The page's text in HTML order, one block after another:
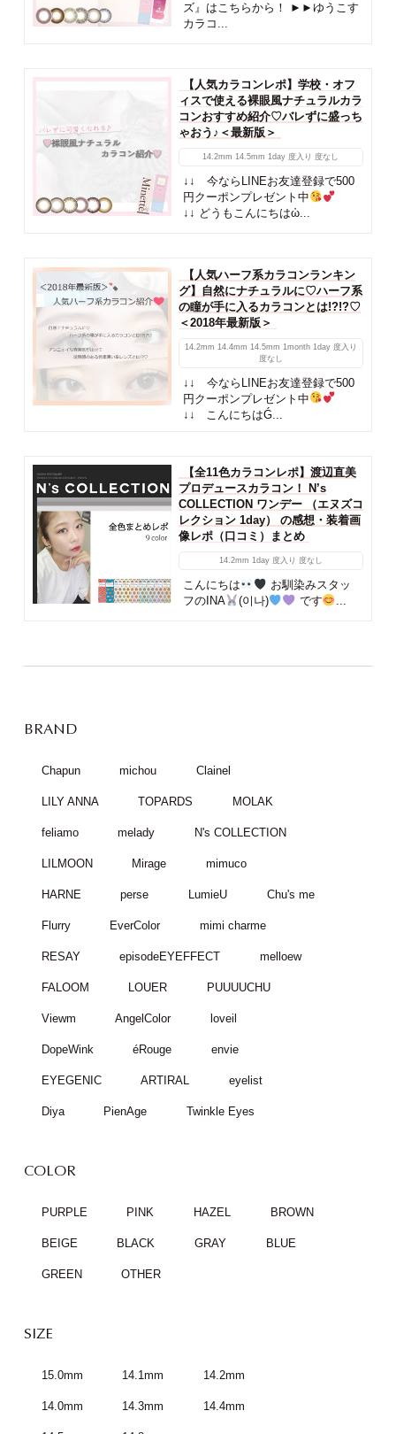
ズ』はこちらから！ ►►ゆうこす
カラコ...
【人気カラコンレポ】学校・オフ
ィスで使える裸眼風ナチュラルカラ
コンおすすめ紹介♡バレずに盛っち
ゃおう♪＜最新版＞
14.2mm 14.5mm 1day 度入り 度なし
↓↓ 今ならLINEお友達登録で500
円クーポンプレゼント中
↓↓ どうもこんにちはὠ...
【人気ハーフ系カラコンランキン
グ】自然にナチュラルに♡ハーフ系
の瞳が手に入るカラコンとは!?!?♡
＜2018年最新版＞
14.2mm 14.4mm 14.5mm 1month 1day 度入り
度なし
↓↓ 今ならLINEお友達登録で500
円クーポンプレゼント中
↓↓ こんにちはǴ...
【全11色カラコンレポ】渡辺直美
プロデュースカラコン！ N’s
COLLECTION ワンデー （エヌズコ
レクション 1day） の感想・装着画
像レポ（口コミ）まとめ
14.2mm 1day 度入り 度なし
こんにちは
お馴染みスタッ
フのINA
(이나) です ...
BRAND
Chapun michou Clainel
LILY ANNA TOPARDS MOLAK
feliamo melady N's COLLECTION
LILMOON Mirage mimuco
HARNE perse LumieU Chu's me
Flurry EverColor mimi charme
RESAY episodeEYEFFECT melloew
FALOOM LOUER PUUUUCHU
Viewm AngelColor loveil
DopeWink éRouge envie
EYEGENIC ARTIRAL eyelist
Diya PienAge Twinkle Eyes
COLOR
PURPLE PINK HAZEL BROWN
BEIGE BLACK GRAY BLUE
GREEN OTHER
SIZE
15.0mm 14.1mm 14.2mm
14.0mm 14.3mm 14.4mm